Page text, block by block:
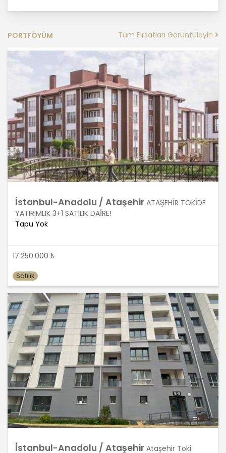
GAYRİMENKUL SATIŞ VE PAZARLAMA
A.Ş. kişisel veri sahiplerinin temel
haklarını ve kendi meşru
menfaatlerini dikkate alarak işlediği
kişisel verilerin doğru ve güncel
olmasını sağlamakla ve bu
doğrultuda gerekli tedbirleri almak
için gerekli sistemleri kurmakla
yükümlüdür.
3. Belirli, Açık ve Meşru Amaçlarla
İşleme
MASTERTURK FRANCHİSİNG
GAYRİMENKUL SATIŞ VE PAZARLAMA
A.Ş. kişisel verilerin hangi amaçla
işleneceğini belirlemekle ve bu
amaçları kişisel veriler işlenmeden
belirtilen meşru ve hukuka uygun
amaçlar dışında işlenmeyecektir..
4. İşlendikleri Amaçla Bağlantılı, Sınırlı
ve Ölçülü Olma
MASTERTURK FRANCHİSİNG
GAYRİMENKUL SATIŞ VE PAZARLAMA
A.Ş. kişisel verileri belirlenen
amaçların gerçekleştirilmesine
elverişli bir biçimde işleyecek ve
amacın gerçekleştirilmesi ile ilgili
olmayan veya ihtiyaç duyulmayan
kişisel verilerin işlenmesinden
kaçınacaktır.
PORTFÖYÜM Tüm Fırsatları Görüntüleyin
İstanbul-Anadolu / Ataşehir ATAŞEHİR TOKİDE
YATIRIMLIK 3+1 SATILIK DAİRE!
Tapu Yok
17.250.000 ₺
Satılık
İstanbul-Anadolu / Ataşehir Ataşehir Toki